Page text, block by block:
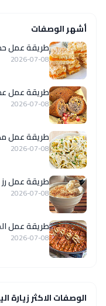
أشهر الوصفات
طريقة عمل
2026-07-08
طريقة عمل
2026-07-08
طريقة عمل
2026-07-08
طريقة عمل رز
2026-07-08
طريقة عمل
2026-07-08
الوصفات الاكثر زيارة